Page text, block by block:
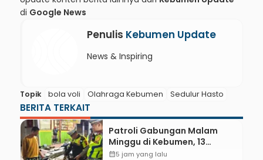
di Google News
Penulis Kebumen Update
News & Inspiring
Topik bola voli Olahraga Kebumen Sedulur Hasto
BERITA TERKAIT
Patroli Gabungan Malam
Minggu di Kebumen, 13
Kendaraan Terjaring Razia
calendar_month5 jam yang lalu